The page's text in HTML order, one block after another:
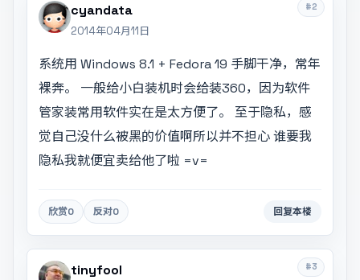
#2
cyandata
2014年04月11日
系统用 Windows 8.1 + Fedora 19 手脚干净，常年
裸奔。 一般给小白装机时会给装360，因为软件
管家装常用软件实在是太方便了。 至于隐私，感
觉自己没什么被黑的价值啊所以并不担心 谁要我
隐私我就便宜卖给他了啦 =v=
欣赏0 反对0 回复本楼
#3
tinyfool